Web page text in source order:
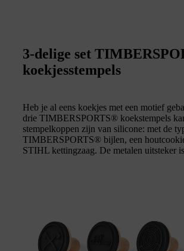
3-delige set
koekjesstempels
Heb je al eens koekjes met een motief
drie TIMBERSPORTS® koekstempels
stempelkoppen zijn van silicone: met de
TIMBERSPORTS® bijlen, een
STIHL kettingzaag. De metalen uitsteker